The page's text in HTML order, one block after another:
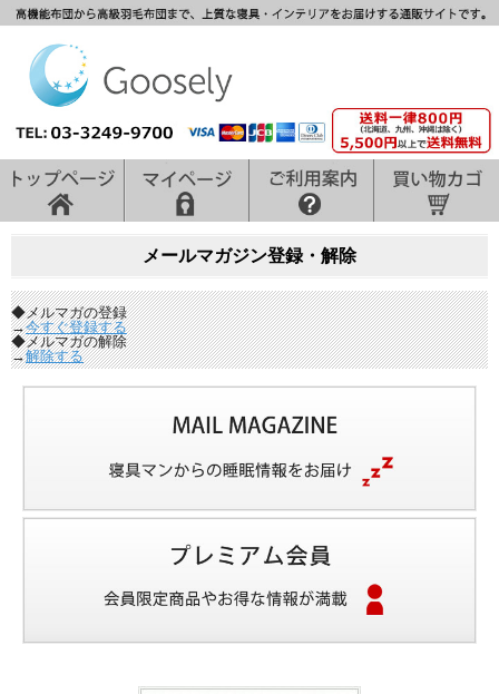
メールマガジン登録・解除
◆メルマガの登録
→今すぐ登録する
◆メルマガの解除
→解除する